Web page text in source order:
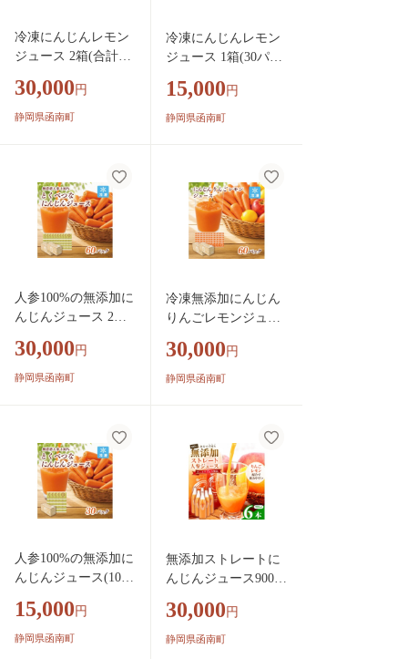
冷凍にんじんレモン
ジュース 2箱(合計60
レート 人参ジュース
【KN-010-014】
30,000 円
静岡県函南町
冷凍にんじんレモン
ジュース 1箱(30パッ
ト 人参ジュース【K
N-010-013】
15,000 円
静岡県函南町
人参100%の無添加に
んじんジュース 2箱
期間中農薬化学肥料
不使用のニンジン
30,000 円
静岡県函南町
冷凍無添加にんじん
りんごレモンジュー
栽培期間中農薬/化学
肥料不使用の人参
30,000 円
静岡県函南町
人参100%の無添加に
んじんジュース(100
間中農薬化学肥料不
使用のニンジン_ 人
15,000 円
静岡県函南町
無添加ストレートに
んじんジュース900ml
薬・化学肥料不使用
の人参を使用_ 人参
30,000 円
静岡県函南町